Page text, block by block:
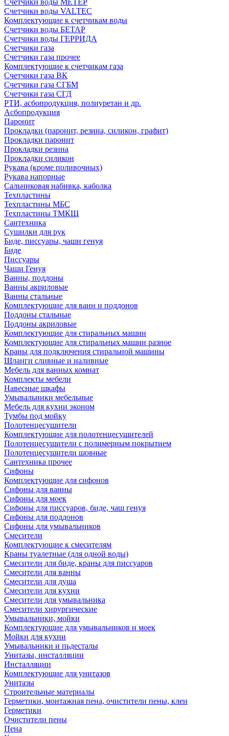
Счётчики воды МЕТЕР
Счетчики воды VALTEC
Комплектующие к счетчикам воды
Счетчики воды БЕТАР
Счетчики воды ГЕРРИДА
Счетчики газа
Счетчики газа прочее
Комплектующие к счетчикам газа
Счетчики газа ВК
Счетчики газа СГБМ
Счетчики газа СГД
РТИ, асбопродукция, полиуретан и др.
Асбопродукция
Паронит
Прокладки (паронит, резина, силикон, графит)
Прокладки паронит
Прокладки резина
Прокладки силикон
Рукава (кроме поливочных)
Рукава напорные
Сальниковая набивка, каболка
Техпластины
Техпластины МБС
Техпластины ТМКЩ
Сантехника
Сушилки для рук
Биде, писсуары, чаши генуя
Биде
Писсуары
Чаши Генуя
Ванны, поддоны
Ванны акриловые
Ванны стальные
Комплектующие для ванн и поддонов
Поддоны стальные
Поддоны акриловые
Комплектующие для стиральных машин
Комплектующие для стиральных машин разное
Краны для подключения стиральной машины
Шланги сливные и наливные
Мебель для ванных комнат
Комплекты мебели
Навесные шкафы
Умывальники мебельные
Мебель для кухни эконом
Тумбы под мойку
Полотенцесушители
Комплектующие для полотенцесушителей
Полотенцесушители с полимерным покрытием
Полотенцесушители шовные
Сантехника прочее
Сифоны
Комплектующие для сифонов
Сифоны для ванны
Сифоны для моек
Сифоны для писсуаров, биде, чаш генуя
Сифоны для поддонов
Сифоны для умывальников
Смесители
Комплектующие к смесителям
Краны туалетные (для одной воды)
Смесители для биде, краны для писсуаров
Смесители для ванны
Смесители для душа
Смесители для кухни
Смесители для умывальника
Смесители хирургические
Умывальники, мойки
Комплектующие для умывальников и моек
Мойки для кухни
Умывальники и пьдесталы
Унитазы, инсталляции
Инсталляции
Комплектующие для унитазов
Унитазы
Строительные материалы
Герметики, монтажная пена, очистители пены, клеи
Герметики
Очистители пены
Пена